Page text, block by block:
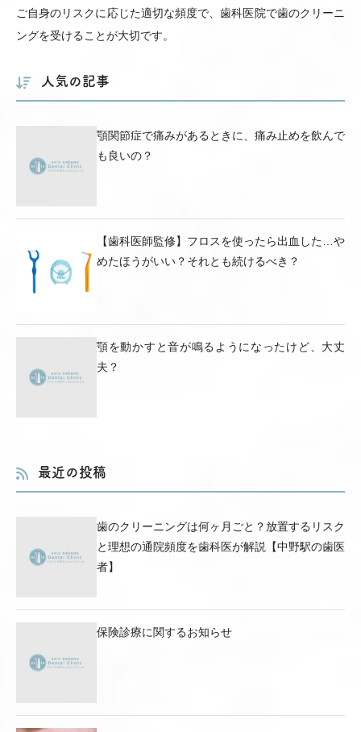
ご自身のリスクに応じた適切な頻度で、歯科医院で歯のクリーニ
ングを受けることが大切です。
人気の記事
顎関節症で痛みがあるときに、痛み止めを飲んで
も良いの？
【歯科医師監修】フロスを使ったら出血した…や
めたほうがいい？それとも続けるべき？
顎を動かすと音が鳴るようになったけど、大丈
夫？
最近の投稿
歯のクリーニングは何ヶ月ごと？放置するリスク
と理想の通院頻度を歯科医が解説【中野駅の歯医
者】
保険診療に関するお知らせ